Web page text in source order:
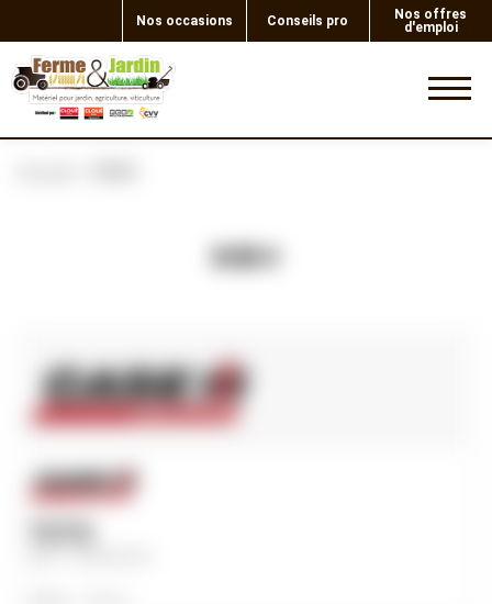
Nos occasions Conseils pro
Nos offres
d'emploi